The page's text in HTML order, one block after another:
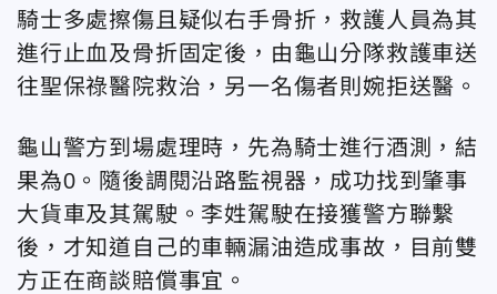
騎士多處擦傷且疑似右手骨折，救護人員為其
進行止血及骨折固定後，由龜山分隊救護車送
往聖保祿醫院救治，另一名傷者則婉拒送醫。
龜山警方到場處理時，先為騎士進行酒測，結
果為0。隨後調閱沿路監視器，成功找到肇事
大貨車及其駕駛。李姓駕駛在接獲警方聯繫
後，才知道自己的車輛漏油造成事故，目前雙
方正在商談賠償事宜。